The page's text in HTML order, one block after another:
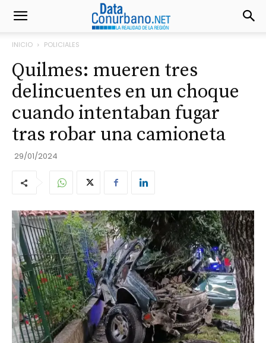
INICIO POLICIALES
Quilmes: mueren tres
delincuentes en un choque
cuando intentaban fugar
tras robar una camioneta
29/01/2024